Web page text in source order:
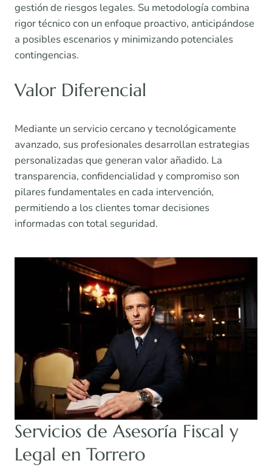
gestión de riesgos legales. Su metodología combina
rigor técnico con un enfoque proactivo, anticipándose
a posibles escenarios y minimizando potenciales
contingencias.
Valor Diferencial
Mediante un servicio cercano y tecnológicamente
avanzado, sus profesionales desarrollan estrategias
personalizadas que generan valor añadido. La
transparencia, confidencialidad y compromiso son
pilares fundamentales en cada intervención,
permitiendo a los clientes tomar decisiones
informadas con total seguridad.
Servicios de Asesoría Fiscal y
Legal en Torrero